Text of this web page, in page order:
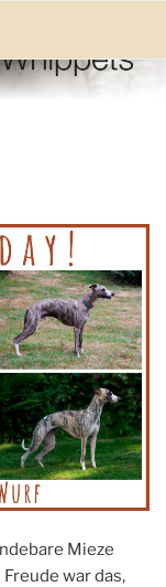
Geschichten und
Mieze
war das,